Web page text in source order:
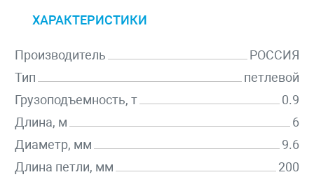
ХАРАКТЕРИСТИКИ
Производитель
РОССИЯ
Тип
петлевой
Грузоподъемность, т
0.9
Длина, м
6
Диаметр, мм
9.6
Длина петли, мм
200